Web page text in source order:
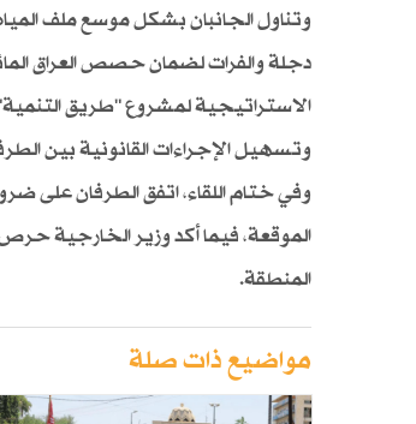
وتناول الجانبان بشكل موسع ملف
دجلة والفرات لضمان حصص العراق
الاستراتيجية لمشروع "طريق التنمية"
وتسهيل الإجراءات القانونية بين
وفي ختام اللقاء، اتفق الطرفان على
الموقعة، فيما أكد وزير الخارجية حرص
المنطقة.
مواضيع ذات صلة